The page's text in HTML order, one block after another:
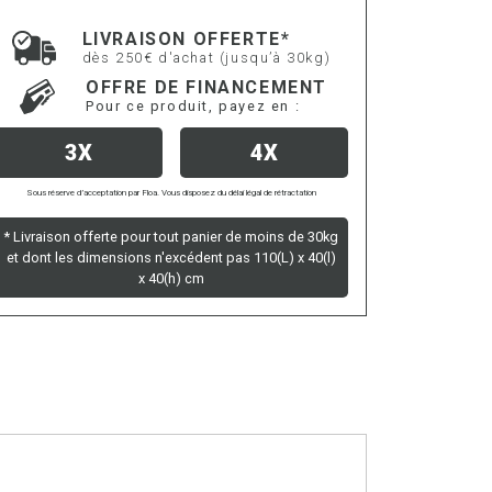
LIVRAISON OFFERTE*
dès 250€ d'achat (jusqu’à 30kg)
OFFRE DE FINANCEMENT
Pour ce produit, payez en :
3X 4X
Sous réserve d’acceptation par Floa. Vous disposez du délai légal de rétractation
* Livraison offerte pour tout panier de moins de 30kg
et dont les dimensions n'excédent pas 110(L) x 40(l)
x 40(h) cm